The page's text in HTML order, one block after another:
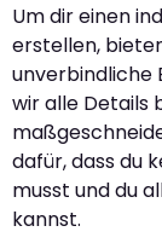
Um dir einen
erstellen,
unverbindliche
wir alle Details
dafür, dass du
musst und du
kannst.